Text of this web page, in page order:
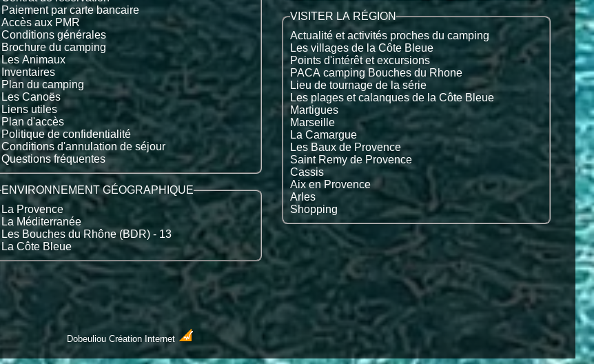
Paiement par carte bancaire
Accès aux PMR
Conditions générales
Brochure du camping
Les Animaux
Inventaires
Plan du camping
Les Canoës
Liens utiles
Plan d'accès
Politique de confidentialité
Conditions d'annulation de séjour
Questions fréquentes
ENVIRONNEMENT GÉOGRAPHIQUE
La Provence
La Méditerranée
Les Bouches du Rhône (BDR) - 13
La Côte Bleue
VISITER LA RÉGION
Actualité et activités proches du camping
Les villages de la Côte Bleue
Points d'intérêt et excursions
PACA camping Bouches du Rhone
Lieu de tournage de la série
Les plages et calanques de la Côte Bleue
Martigues
Marseille
La Camargue
Les Baux de Provence
Saint Remy de Provence
Cassis
Aix en Provence
Arles
Shopping
Dobeuliou Création Internet